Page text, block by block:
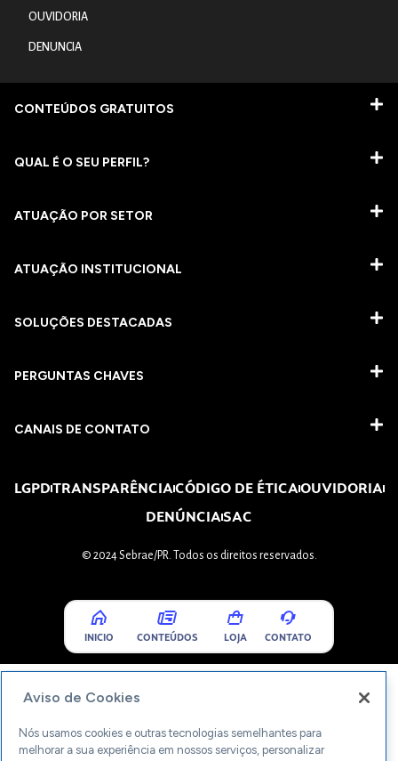
OUVIDORIA
DENUNCIA
CONTEÚDOS GRATUITOS
QUAL É O SEU PERFIL?
ATUAÇÃO POR SETOR
ATUAÇÃO INSTITUCIONAL
SOLUÇÕES DESTACADAS
PERGUNTAS CHAVES​
CANAIS DE CONTATO
LGPDTRANSPARÊNCIACÓDIGO DE ÉTICAOUVIDORIA
DENÚNCIASAC
© 2024 Sebrae/PR. Todos os direitos reservados.
INICIO CONTEÚDOS LOJA CONTATO
Aviso de Cookies
Nós usamos cookies e outras tecnologias semelhantes para
melhorar a sua experiência em nossos serviços, personalizar